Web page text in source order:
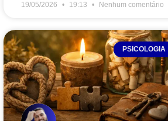
19/05/2026 19:13 Nenhum comentário
PSICOLOGIA